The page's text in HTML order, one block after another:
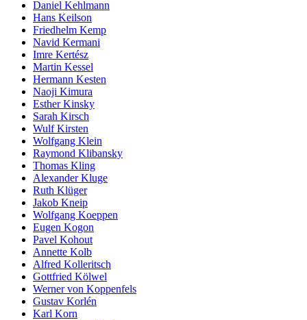
Daniel Kehlmann
Hans Keilson
Friedhelm Kemp
Navid Kermani
Imre Kertész
Martin Kessel
Hermann Kesten
Naoji Kimura
Esther Kinsky
Sarah Kirsch
Wulf Kirsten
Wolfgang Klein
Raymond Klibansky
Thomas Kling
Alexander Kluge
Ruth Klüger
Jakob Kneip
Wolfgang Koeppen
Eugen Kogon
Pavel Kohout
Annette Kolb
Alfred Kolleritsch
Gottfried Kölwel
Werner von Koppenfels
Gustav Korlén
Karl Korn